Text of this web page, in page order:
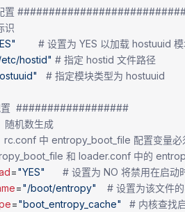
置
识
# 设置为 YES 以加载 hostuuid
hostid" # 指定 hostid 文件路径
   # 指定模块类型为 hostuuid
置  ##################
随机数生成
中 entropy_boot_file 配置变量必
和 loader.conf 中的
="YES"
# 设置为 NO 将禁用在启
="/boot/entropy"
# 设置为该文件
="boot_entropy_cache"
# 内核查